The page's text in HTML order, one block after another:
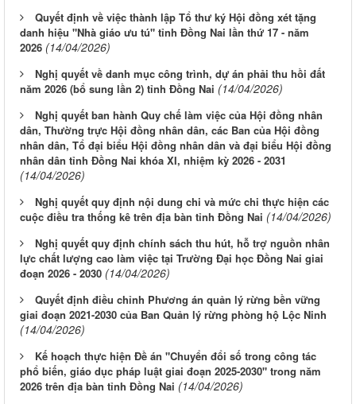
Quyết định về việc thành lập Tổ thư ký Hội đồng xét tặng
danh hiệu "Nhà giáo ưu tú" tỉnh Đồng Nai lần thứ 17 - năm
2026 (14/04/2026)
Nghị quyết về danh mục công trình, dự án phải thu hồi đất
năm 2026 (bổ sung lần 2) tỉnh Đồng Nai (14/04/2026)
Nghị quyết ban hành Quy chế làm việc của Hội đồng nhân
dân, Thường trực Hội đồng nhân dân, các Ban của Hội đồng
nhân dân, Tổ đại biểu Hội đồng nhân dân và đại biểu Hội đồng
nhân dân tỉnh Đồng Nai khóa XI, nhiệm kỳ 2026 - 2031
(14/04/2026)
Nghị quyết quy định nội dung chi và mức chi thực hiện các
cuộc điều tra thống kê trên địa bàn tỉnh Đồng Nai (14/04/2026)
Nghị quyết quy định chính sách thu hút, hỗ trợ nguồn nhân
lực chất lượng cao làm việc tại Trường Đại học Đồng Nai giai
đoạn 2026 - 2030 (14/04/2026)
Quyết định điều chỉnh Phương án quản lý rừng bền vững
giai đoạn 2021-2030 của Ban Quản lý rừng phòng hộ Lộc Ninh
(14/04/2026)
Kế hoạch thực hiện Đề án "Chuyển đổi số trong công tác
phổ biến, giáo dục pháp luật giai đoạn 2025-2030" trong năm
2026 trên địa bàn tỉnh Đồng Nai (14/04/2026)